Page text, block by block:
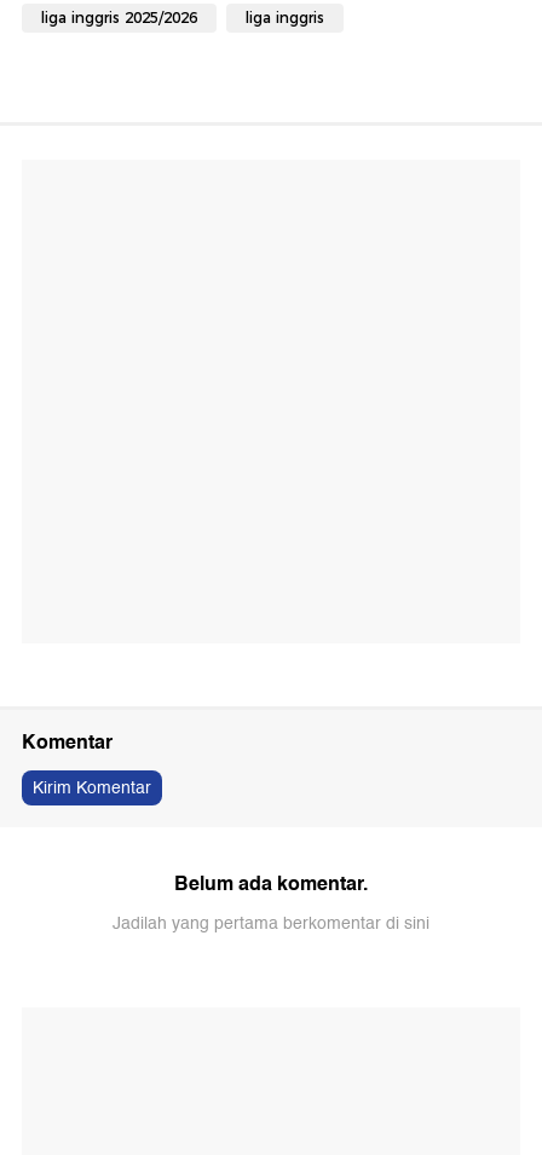
liga inggris 2025/2026 liga inggris
Komentar
Kirim Komentar
Belum ada komentar.
Jadilah yang pertama berkomentar di sini